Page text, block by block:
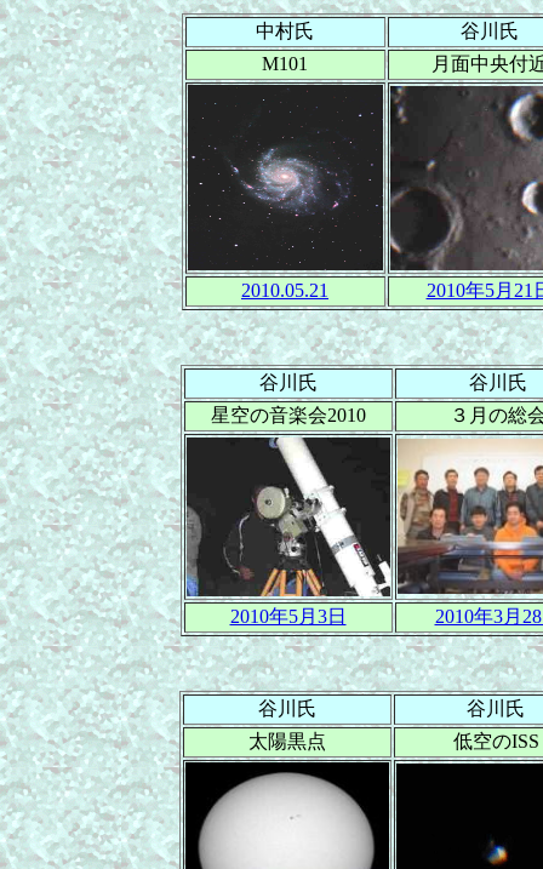
中村氏
谷川氏
M101
月面中央付
2010.05.21 2010年5月21
谷川氏
谷川氏
星空の音楽会2010
３月の総
2010年5月3日 2010年3月
谷川氏
谷川氏
太陽黒点
低空のISS